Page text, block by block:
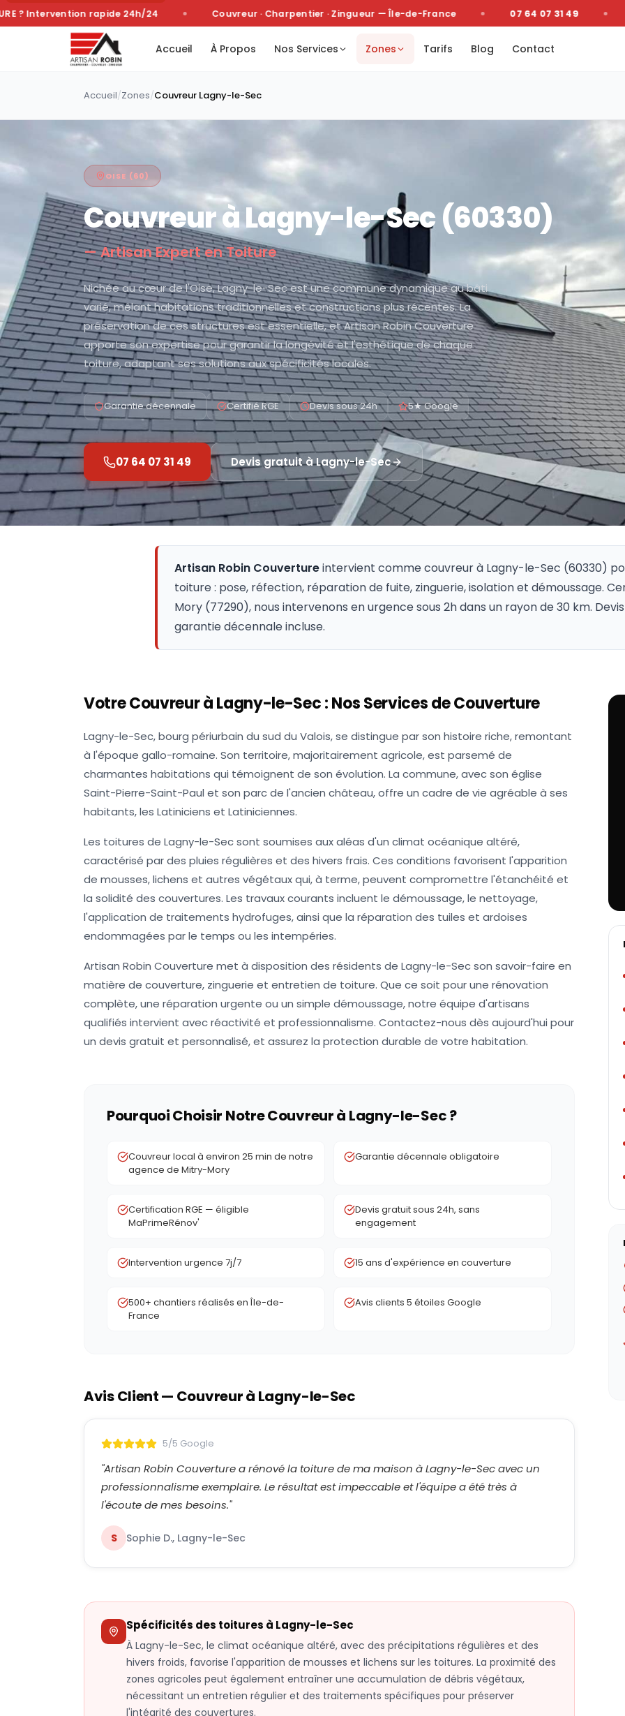
? Intervention rapide 24h/24 Couvreur · Charpentier · Zingueur — Île-de-France 07 64 07 31 49
Accueil À Propos Nos Services Zones Tarifs Blog Contact
Accueil/Zones/Couvreur Lagny-le-Sec
OISE (60)
Couvreur àLagny-le-Sec(60330)
— Artisan Expert en Toiture
Nichée au cœur de l'Oise, Lagny-le-Sec est une commune dynamique au bâti
varié, mêlant habitations traditionnelles et constructions plus récentes. La
préservation de ces structures est essentielle, et Artisan Robin Couverture
apporte son expertise pour garantir la longévité et l'esthétique de chaque
toiture, adaptant ses solutions aux spécificités locales.
Garantie décennale Certifié RGE Devis sous 24h 5★ Google
07 64 07 31 49 Devis gratuit àLagny-le-Sec
Artisan Robin Couvertureintervient comme couvreur à Lagny-le-Sec (60330)
toiture : pose, réfection, réparation de fuite, zinguerie, isolation et démoussage.
Mory (77290), nous intervenons en urgence sous 2h dans un rayon de 30 km.
garantie décennale incluse.
Votre Couvreur àLagny-le-Sec: Nos Services de Couverture
Lagny-le-Sec, bourg périurbain du sud du Valois, se distingue par son histoire riche, remontant
à l'époque gallo-romaine. Son territoire, majoritairement agricole, est parsemé de
charmantes habitations qui témoignent de son évolution. La commune, avec son église
Saint-Pierre-Saint-Paul et son parc de l'ancien château, offre un cadre de vie agréable à ses
habitants, les Latiniciens et Latiniciennes.
Les toitures de Lagny-le-Sec sont soumises aux aléas d'un climat océanique altéré,
caractérisé par des pluies régulières et des hivers frais. Ces conditions favorisent l'apparition
de mousses, lichens et autres végétaux qui, à terme, peuvent compromettre l'étanchéité et
la solidité des couvertures. Les travaux courants incluent le démoussage, le nettoyage,
l'application de traitements hydrofuges, ainsi que la réparation des tuiles et ardoises
endommagées par le temps ou les intempéries.
Artisan Robin Couverture met à disposition des résidents de Lagny-le-Sec son savoir-faire en
matière de couverture, zinguerie et entretien de toiture. Que ce soit pour une rénovation
complète, une réparation urgente ou un simple démoussage, notre équipe d'artisans
qualifiés intervient avec réactivité et professionnalisme. Contactez-nous dès aujourd'hui pour
un devis gratuit et personnalisé, et assurez la protection durable de votre habitation.
Pourquoi Choisir Notre Couvreur à Lagny-le-Sec?
Couvreur local à environ 25 min de notre
agence de Mitry-Mory
Garantie décennale obligatoire
Certification RGE — éligible
MaPrimeRénov'
Devis gratuit sous 24h, sans
engagement
Intervention urgence 7j/7 15 ans d'expérience en couverture
500+ chantiers réalisés en Île-de-
France
Avis clients 5 étoiles Google
Avis Client — Couvreur à Lagny-le-Sec
5/5 Google
"Artisan Robin Couverture a rénové la toiture de ma maison à Lagny-le-Sec avec un
professionnalisme exemplaire. Le résultat est impeccable et l'équipe a été très à
l'écoute de mes besoins."
S Sophie D., Lagny-le-Sec
Spécificités des toitures à Lagny-le-Sec
À Lagny-le-Sec, le climat océanique altéré, avec des précipitations régulières et des
hivers froids, favorise l'apparition de mousses et lichens sur les toitures. La proximité des
zones agricoles peut également entraîner une accumulation de débris végétaux,
nécessitant un entretien régulier et des traitements spécifiques pour préserver
l'intégrité des couvertures.